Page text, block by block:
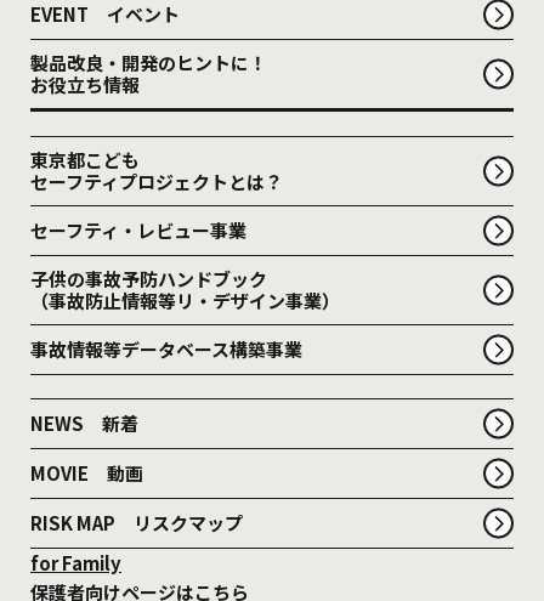
for Family
保護者向けページはこちら
EVENT イベント
製品改良・開発のヒントに！
お役立ち情報
東京都こども
セーフティプロジェクトとは？
セーフティ・レビュー事業
子供の事故予防ハンドブック
（事故防止情報等リ・デザイン事業）
事故情報等データベース構築事業
NEWS 新着
MOVIE 動画
RISK MAP リスクマップ